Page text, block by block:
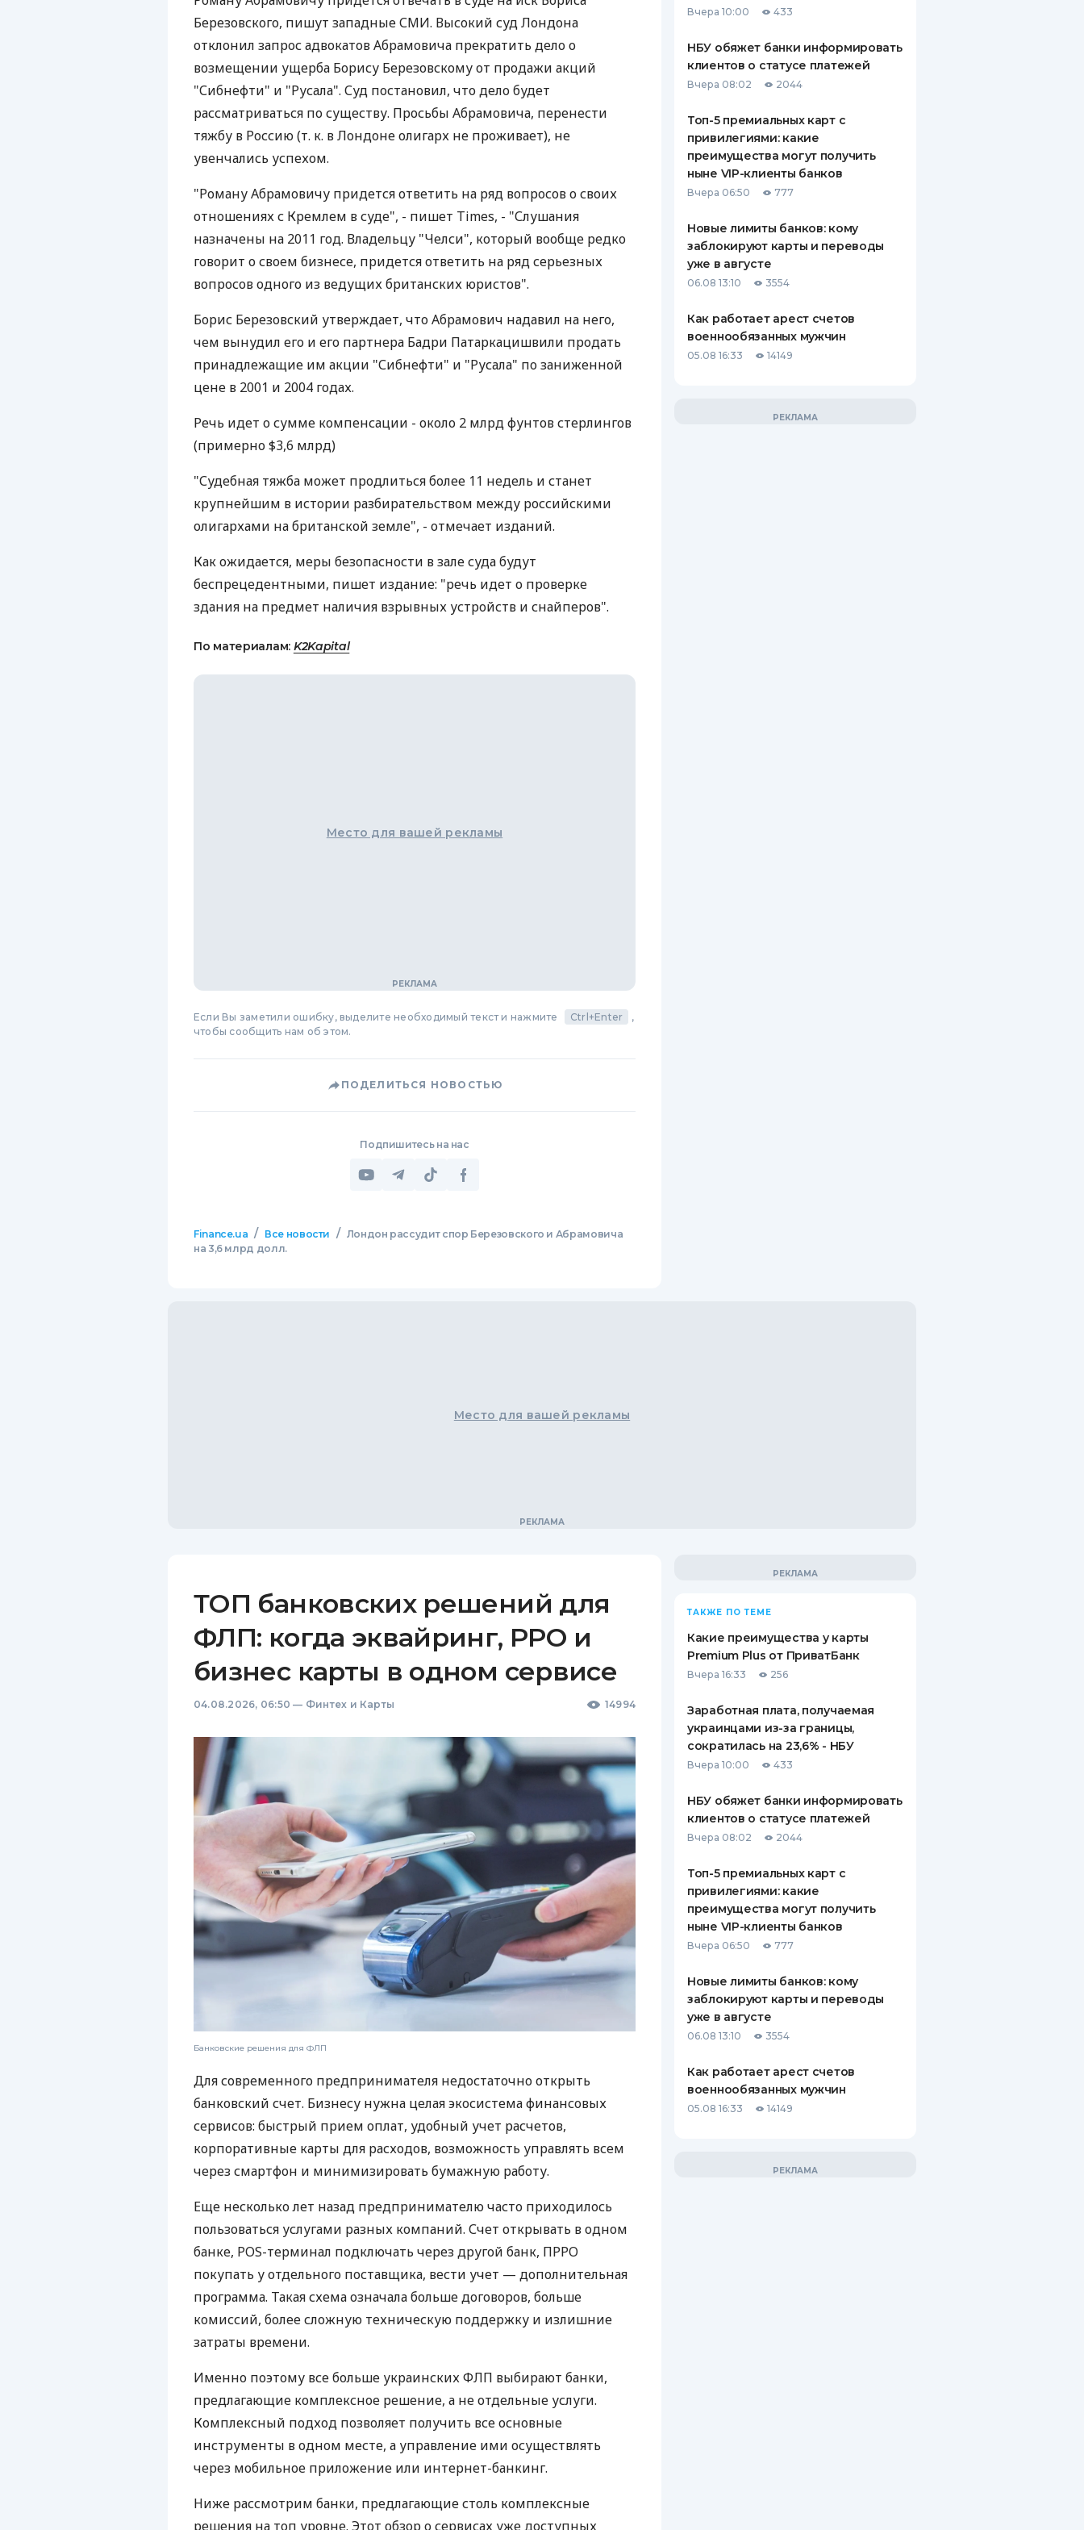
ЕЖЕМЕСЯЧНЫЙ ОБЗОР
КЕШБЭКА
ПУТЕВОДИТЕЛИ ПО
БАНКОВСКИМ КАРТАМ
СТРАХОВАНИЮ
ВСЕ СТРАХОВЫЕ ПОЛИСЫ
ОТЗЫВЫ О СТРАХОВЫХ
КОМПАНИЯХ
Березовского, пишут западные СМИ. Высокий суд Лондона
отклонил запрос адвокатов Абрамовича прекратить дело о
возмещении ущерба Борису Березовскому от продажи акций
"Сибнефти" и "Русала". Суд постановил, что дело будет
рассматриваться по существу. Просьбы Абрамовича, перенести
тяжбу в Россию (т. к. в Лондоне олигарх не проживает), не
увенчались успехом.
"Роману Абрамовичу придется ответить на ряд вопросов о своих
отношениях с Кремлем в суде", - пишет Times, - "Слушания
назначены на 2011 год. Владельцу "Челси", который вообще редко
говорит о своем бизнесе, придется ответить на ряд серьезных
вопросов одного из ведущих британских юристов".
Борис Березовский утверждает, что Абрамович надавил на него,
чем вынудил его и его партнера Бадри Патаркацишвили продать
принадлежащие им акции "Сибнефти" и "Русала" по заниженной
цене в 2001 и 2004 годах.
Речь идет о сумме компенсации - около 2 млрд фунтов стерлингов
(примерно $3,6 млрд)
"Судебная тяжба может продлиться более 11 недель и станет
крупнейшим в истории разбирательством между российскими
олигархами на британской земле", - отмечает изданий.
Как ожидается, меры безопасности в зале суда будут
беспрецедентными, пишет издание: "речь идет о проверке
здания на предмет наличия взрывных устройств и снайперов".
По материалам: K2Kapital
Место для вашей рекламы
Если Вы заметили ошибку, выделите необходимый текст и нажмите Ctrl+Enter
,
чтобы сообщить нам об этом.
ПОДЕЛИТЬСЯ НОВОСТЬЮ
Подпишитесь на нас
Finance.ua / Все новости / Лондон рассудит спор Березовского и Абрамовича
на 3,6 млрд долл.
Вчера 10:00 433
НБУ обяжет банки информировать
клиентов о статусе платежей
Вчера 08:02 2044
Топ-5 премиальных карт с
привилегиями: какие
преимущества могут получить
ныне VIP-клиенты банков
Вчера 06:50 777
Новые лимиты банков: кому
заблокируют карты и переводы
уже в августе
06.08 13:10 3554
Как работает арест счетов
военнообязанных мужчин
05.08 16:33 14149
Место для вашей рекламы
ТОП банковских решений для
ФЛП: когда эквайринг, РРО и
бизнес карты в одном сервисе
04.08.2026, 06:50 — Финтех и Карты 14994
Банковские решения для ФЛП
Для современного предпринимателя недостаточно открыть
банковский счет. Бизнесу нужна целая экосистема финансовых
сервисов: быстрый прием оплат, удобный учет расчетов,
корпоративные карты для расходов, возможность управлять всем
через смартфон и минимизировать бумажную работу.
Еще несколько лет назад предпринимателю часто приходилось
пользоваться услугами разных компаний. Счет открывать в одном
банке, POS-терминал подключать через другой банк, ПРРО
покупать у отдельного поставщика, вести учет — дополнительная
программа. Такая схема означала больше договоров, больше
комиссий, более сложную техническую поддержку и излишние
затраты времени.
Именно поэтому все больше украинских ФЛП выбирают банки,
предлагающие комплексное решение, а не отдельные услуги.
Комплексный подход позволяет получить все основные
инструменты в одном месте, а управление ими осуществлять
через мобильное приложение или интернет-банкинг.
Ниже рассмотрим банки, предлагающие столь комплексные
решения на топ уровне. Этот обзор о сервисах уже доступных
ТАКЖЕ ПО ТЕМЕ
Какие преимущества у карты
Premium Plus от ПриватБанк
Вчера 16:33 256
Заработная плата, получаемая
украинцами из-за границы,
сократилась на 23,6% - НБУ
Вчера 10:00 433
НБУ обяжет банки информировать
клиентов о статусе платежей
Вчера 08:02 2044
Топ-5 премиальных карт с
привилегиями: какие
преимущества могут получить
ныне VIP-клиенты банков
Вчера 06:50 777
Новые лимиты банков: кому
заблокируют карты и переводы
уже в августе
06.08 13:10 3554
Как работает арест счетов
военнообязанных мужчин
05.08 16:33 14149